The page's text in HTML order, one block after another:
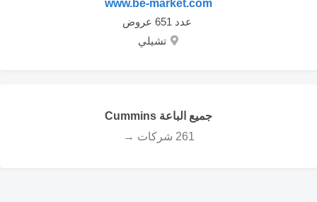
www.be-market.com
‏ عدد 651 عروض
تشيلي
جميع الباعة Cummins
261 شركات →